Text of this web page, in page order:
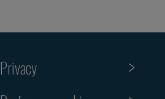
Privacy